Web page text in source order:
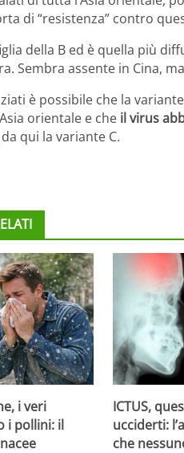
di “resistenza” contro
della B ed è quella più
Sembra assente in Cina,
è possibile che la
orientale e che il virus
da qui la variante C.
i veri
i pollini: il
ICTUS,
ucciderti:
che